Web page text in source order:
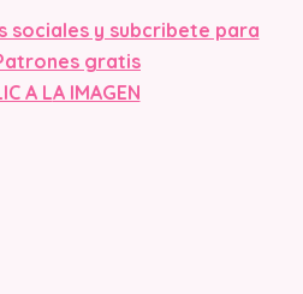
sociales y subcribete para
gratis
A LA IMAGEN